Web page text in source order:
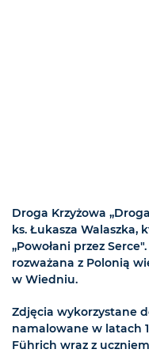
Droga Krzyżowa
ks. Łukasza Walaszka,
„Powołani przez
rozważana z Polonią
w Wiedniu.
Zdjęcia wykorzystane
namalowane w latach
Führich wraz z